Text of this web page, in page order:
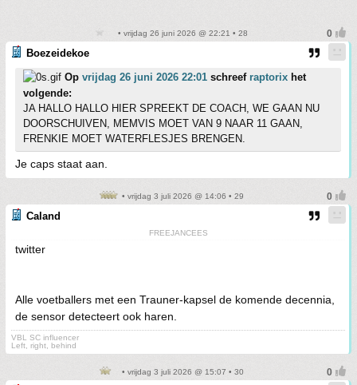
• vrijdag 26 juni 2026 @ 22:21 • 28
Boezeidekoe
Op vrijdag 26 juni 2026 22:01 schreef raptorix het
volgende:
JA HALLO HALLO HIER SPREEKT DE COACH, WE GAAN NU
DOORSCHUIVEN, MEMVIS MOET VAN 9 NAAR 11 GAAN,
FRENKIE MOET WATERFLESJES BRENGEN.
Je caps staat aan.
• vrijdag 3 juli 2026 @ 14:06 • 29
Caland
FREEJANCEES
twitter
Alle voetballers met een Trauner-kapsel de komende decennia,
de sensor detecteert ook haren.
VBL SC influencer
Left, right, behind
• vrijdag 3 juli 2026 @ 15:07 • 30